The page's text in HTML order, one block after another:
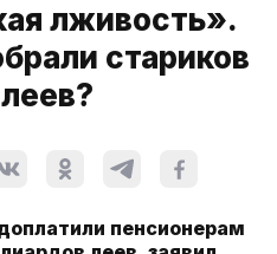
лживость».
стариков
пенсионерам